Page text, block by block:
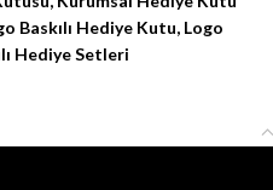
Baskılı Hediye Kutu, Logo
Hediye Setleri